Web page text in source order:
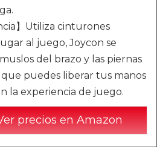
】Utiliza cinturones
al juego, Joycon se
del brazo y las piernas
puedes liberar tus manos
la experiencia de juego.
precios en Amazon